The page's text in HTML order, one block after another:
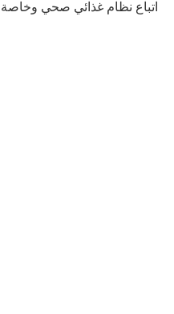
اتباع نظام غذائي صحي وخاصة